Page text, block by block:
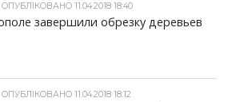
11.04.2018 18:40
завершили обрезку деревьев
11.04.2018 18:12